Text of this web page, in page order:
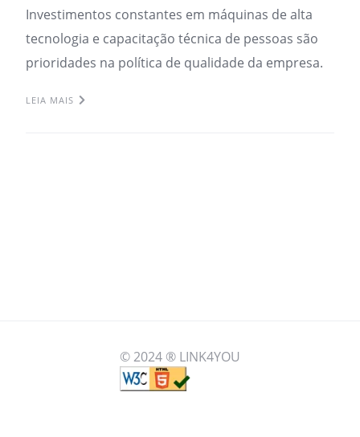
Investimentos constantes em máquinas de alta
tecnologia e capacitação técnica de pessoas são
prioridades na política de qualidade da empresa.
LEIA MAIS
© 2024 ® LINK4YOU